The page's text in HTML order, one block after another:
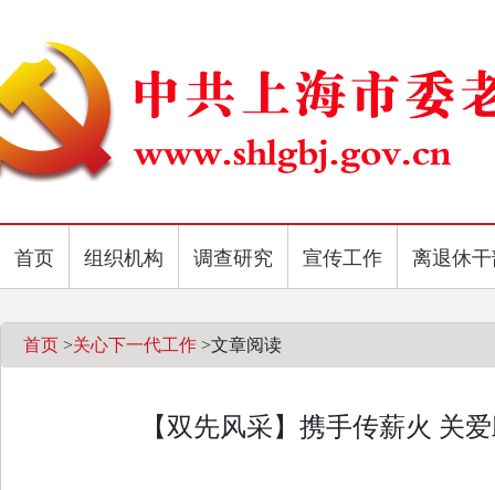
首页 组织机构 调查研究 宣传工作 离退休
首页 >关心下一代工作 >文章阅读
【双先风采】携手传薪火